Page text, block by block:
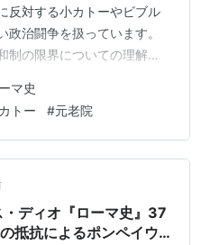
反対する小カトーやビブル
治闘争を扱っています。
制の限界についての理解を
マ史
トー #元老院
・ディオ『ローマ史』37
抵抗によるポンペイウ